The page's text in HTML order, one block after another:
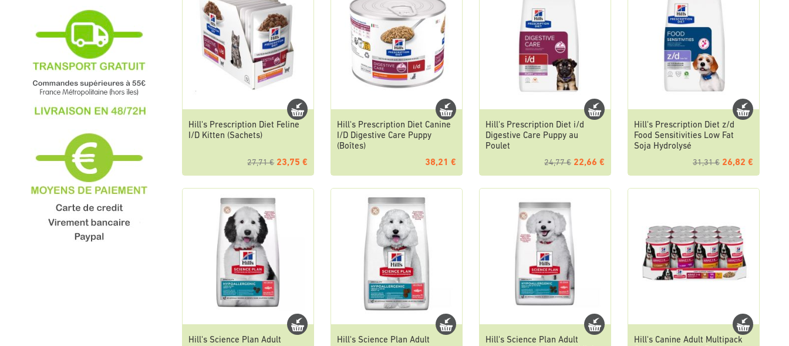
Hill's Prescription Diet Feline
I/D Kitten (Sachets)
27,71 € 23,75 €
Hill's Prescription Diet Canine
I/D Digestive Care Puppy
(Boîtes)
38,21 €
Hill's Prescription Diet i/d
Digestive Care Puppy au
Poulet
24,77 € 22,66 €
Hill's Prescription Diet z/d
Food Sensitivities Low Fat
Soja Hydrolysé
31,31 € 26,82 €
Hill's Science Plan Adult
Hill's Science Plan Adult
Hill's Science Plan Adult
Hill's Canine Adult Multipack